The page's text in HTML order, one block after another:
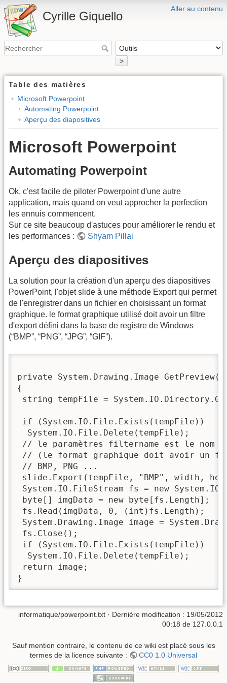
Aller au contenu
Cyrille Giquello
>
Table des matières
Microsoft Powerpoint
Automating Powerpoint
Aperçu des diapositives
Microsoft Powerpoint
Automating Powerpoint
Ok, c'est facile de piloter Powerpoint d'une autre
application, mais quand on veut approcher la perfection
les ennuis commencent.
Sur ce site beaucoup d'astuces pour améliorer le rendu et
les performances :
Shyam Pillai
Aperçu des diapositives
La solution pour la création d'un aperçu des diapositives
PowerPoint, l'objet slide à une méthode Export qui permet
de l'enregistrer dans un fichier en choisissant un format
graphique. le format graphique utilisé doit avoir un filtre
d'export défini dans la base de registre de Windows
(“BMP”, “PNG”, “JPG”, “GIF”).
private System.Drawing.Image
{
string tempFile =
if (System.IO.File.Exists(tempFile))
  System.IO.File.Delete(tempFile);
// le paramètres filtername est le nom
// (le format graphique doit avoir un
// BMP, PNG ...
slide.Export(tempFile, "BMP", width,
System.IO.FileStream fs = new
byte[] imgData = new byte[fs.Length];
fs.Read(imgData, 0, (int)fs.Length);
System.Drawing.Image image =
fs.Close();
if (System.IO.File.Exists(tempFile))
  System.IO.File.Delete(tempFile);
return image;
}
informatique/powerpoint.txt · Dernière modification : 19/05/2012
00:18 de 127.0.0.1
Sauf mention contraire, le contenu de ce wiki est placé sous les
termes de la licence suivante :
CC0 1.0 Universal